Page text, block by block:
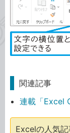
関連記事
連載「Excel
Excelの人気